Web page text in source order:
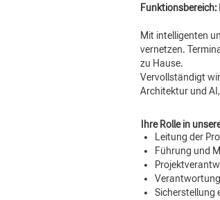
Funktionsbereich:
Mit intelligenten
vernetzen.
zu Hause.
Vervollständigt
Architektur und
Ihre Rolle in
Leitung der
Führung und
Sicherstellung